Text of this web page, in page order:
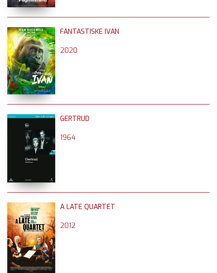
FANTASTISKE IVAN
2020
GERTRUD
1964
A LATE QUARTET
2012